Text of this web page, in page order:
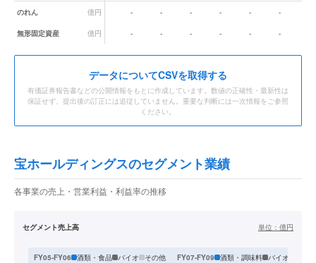
のれん 億円 - - - - - -
無形固定資産 億円 - - - - - -
データについてCSVを取得する
有価証券報告書などの公開情報をもとに作成しています。数値の正確性・最新性は
保証せず、提出後の訂正には追従していません。重要な判断には一次情報をご参照
ください。
宝ホールディングスのセグメント業績
各事業の売上・営業利益・利益率の推移
セグメント売上高 単位： 億円
FY05-FY06 酒類・食品 バイオ その他 FY07-FY09 酒類・調味料 バイオ